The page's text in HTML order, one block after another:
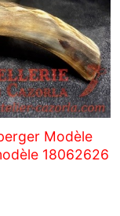
Modèle
18062626